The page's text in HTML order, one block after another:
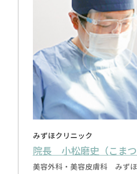
みずほクリニック
院長 小松磨史（こまつ
美容外科・美容皮膚科 みず